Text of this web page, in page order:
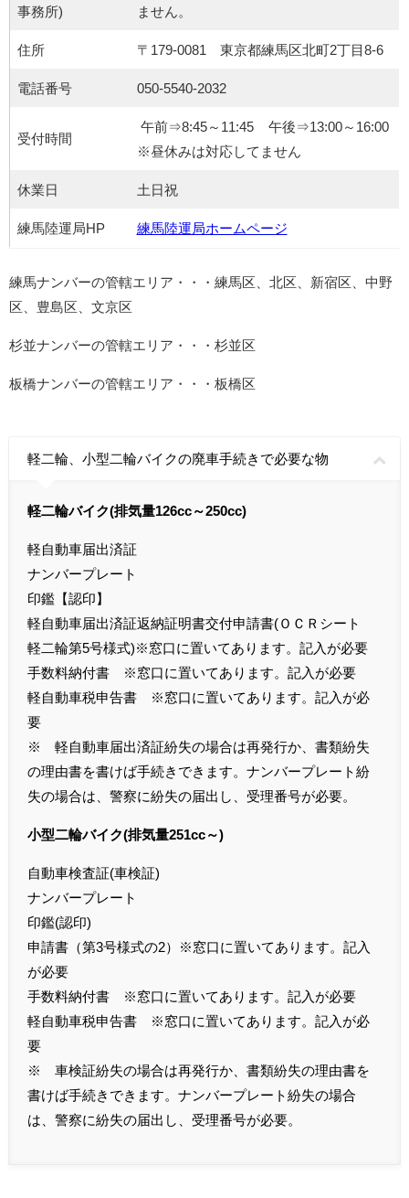
事務所)
ません。
住所 〒179-0081 東京都練馬区北町2丁目8-6
電話番号 050-5540-2032
受付時間
午前⇒8:45～11:45 午後⇒13:00～16:00
※昼休みは対応してません
休業日 土日祝
練馬陸運局HP 練馬陸運局ホームページ
練馬ナンバーの管轄エリア・・・練馬区、北区、新宿区、中野
区、豊島区、文京区
杉並ナンバーの管轄エリア・・・杉並区
板橋ナンバーの管轄エリア・・・板橋区
軽二輪、小型二輪バイクの廃車手続きで必要な物
軽二輪バイク(排気量126cc～250cc)
軽自動車届出済証
ナンバープレート
印鑑【認印】
軽自動車届出済証返納証明書交付申請書(ＯＣＲシート
軽二輪第5号様式)※窓口に置いてあります。記入が必要
手数料納付書 ※窓口に置いてあります。記入が必要
軽自動車税申告書 ※窓口に置いてあります。記入が必
要
※ 軽自動車届出済証紛失の場合は再発行か、書類紛失
の理由書を書けば手続きできます。ナンバープレート紛
失の場合は、警察に紛失の届出し、受理番号が必要。
小型二輪バイク(排気量251cc～)
自動車検査証(車検証)
ナンバープレート
印鑑(認印)
申請書（第3号様式の2）※窓口に置いてあります。記入
が必要
手数料納付書 ※窓口に置いてあります。記入が必要
軽自動車税申告書 ※窓口に置いてあります。記入が必
要
※ 車検証紛失の場合は再発行か、書類紛失の理由書を
書けば手続きできます。ナンバープレート紛失の場合
は、警察に紛失の届出し、受理番号が必要。